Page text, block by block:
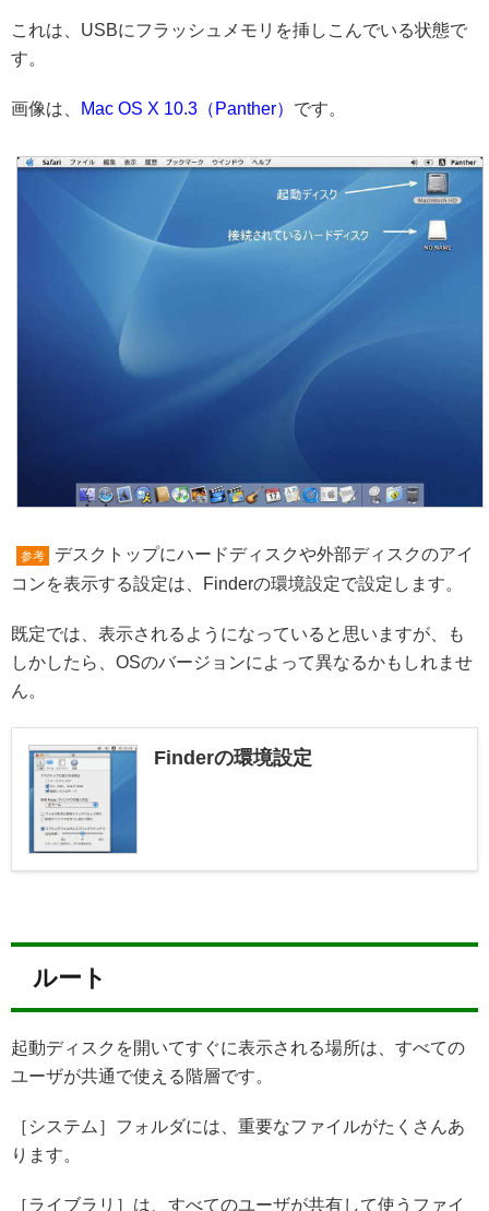
これは、USBにフラッシュメモリを挿しこんでいる状態で
す。
画像は、 Mac OS X 10.3（Panther） です。
参考
デスクトップにハードディスクや外部ディスクのアイ
コンを表示する設定は、Finderの環境設定で設定します。
既定では、表示されるようになっていると思いますが、も
しかしたら、OSのバージョンによって異なるかもしれませ
ん。
Finderの環境設定
ルート
起動ディスクを開いてすぐに表示される場所は、すべての
ユーザが共通で使える階層です。
［システム］フォルダには、重要なファイルがたくさんあ
ります。
［ライブラリ］は、すべてのユーザが共有して使うファイ